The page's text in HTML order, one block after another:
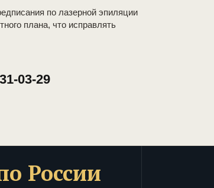
по лазерной эпиляции
плана, что исправлять
03-29
России